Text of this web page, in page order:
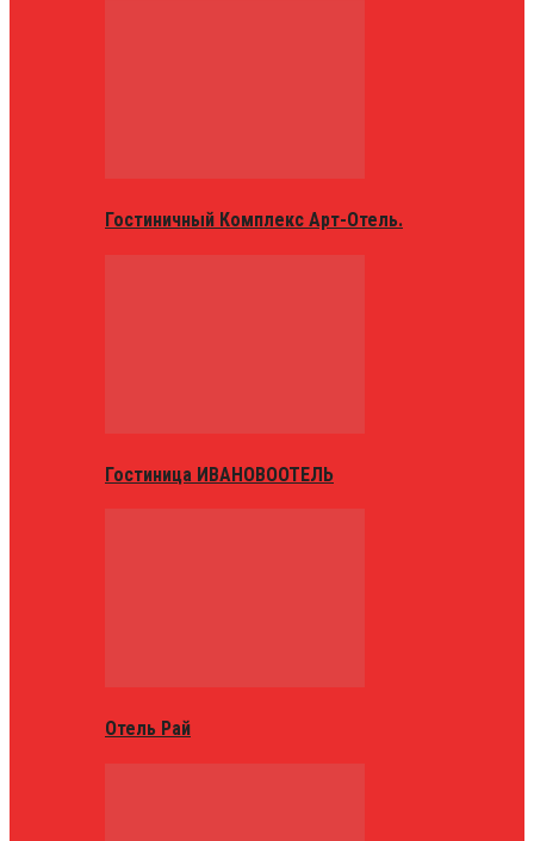
Гостиничный Комплекс Арт-Отель.
Гостиница ИВАНОВООТЕЛЬ
Отель Рай